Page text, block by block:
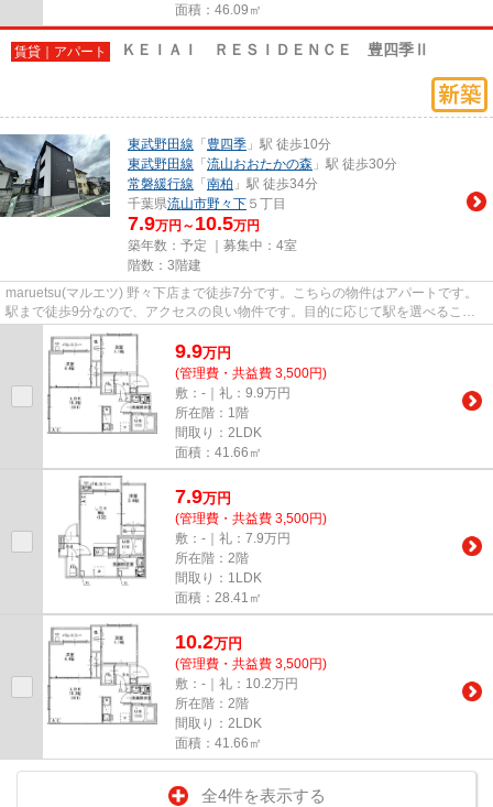
面積：46.09㎡
賃貸｜アパート ＫＥＩＡＩ ＲＥＳＩＤＥＮＣＥ 豊四季Ⅱ
東武野田線 「 豊四季 」駅 徒歩10分
東武野田線 「 流山おおたかの森 」駅 徒歩30分
常磐緩行線 「 南柏 」駅 徒歩34分
千葉県流山市野々下 ５丁目
7.9万円～ 10.5万円
築年数：予定 ｜募集中： 4室
階数：3階建
maruetsu(マルエツ) 野々下店まで徒歩7分です。こちらの物件はアパートです。
駅まで徒歩9分なので、アクセスの良い物件です。目的に応じて駅を選べること
が、2駅利用できるこの物件の...
9.9万円
(管理費・共益費 3,500円)
敷：-｜礼：9.9万円
所在階：1階
間取り：2LDK
面積：41.66㎡
7.9万円
(管理費・共益費 3,500円)
敷：-｜礼：7.9万円
所在階：2階
間取り：1LDK
面積：28.41㎡
10.2万円
(管理費・共益費 3,500円)
敷：-｜礼：10.2万円
所在階：2階
間取り：2LDK
面積：41.66㎡
全4件を表示する